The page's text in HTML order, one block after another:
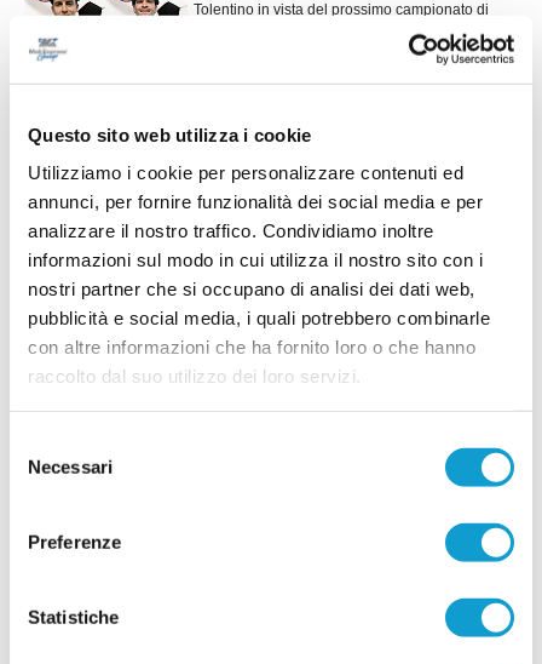
Questo sito web utilizza i cookie
Utilizziamo i cookie per personalizzare contenuti ed
annunci, per fornire funzionalità dei social media e per
analizzare il nostro traffico. Condividiamo inoltre
informazioni sul modo in cui utilizza il nostro sito con i
nostri partner che si occupano di analisi dei dati web,
pubblicità e social media, i quali potrebbero combinarle
con altre informazioni che ha fornito loro o che hanno
raccolto dal suo utilizzo dei loro servizi.
delNecessari
Preferenze
Statistiche
Tolentino in vista del prossimo campionato di
Prima Categoria. La società conferma la linea
verde e presenta altri quattro giocatori che
UNION PICENA, mercato giovane e
ambizioso: le novità
POTENZA PICENA. La Union Picena continua a costruire con decisione la
rosa che affronterà la stagione 2026/2027, puntando su un mix di giovani
talenti, giocatori già pronti per la categoria e figure di esperienza nell'area
confermano la volontà di dare contin...leggi
29/07/2026
LORESE. Prende forma la nuova squadra di
mister Malatesta
diventare una squadra"